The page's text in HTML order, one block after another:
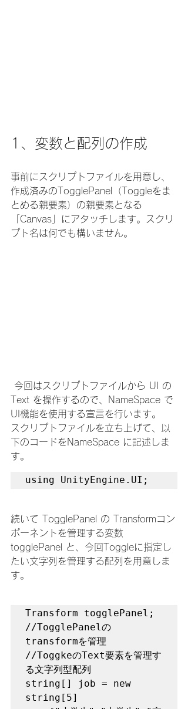
1、変数と配列の作成
事前にスクリプトファイルを用意し、
作成済みのTogglePanel（Toggleをま
とめる親要素）の親要素となる
「Canvas」にアタッチします。スクリ
プト名は何でも構いません。
Text を操作するので、NameSpace で
UI機能を使用する宣言を行います。
スクリプトファイルを立ち上げて、以
下のコードをNameSpace に記述しま
す。
using UnityEngine.UI;
続いて TogglePanel の Transformコン
ポーネントを管理する変数
togglePanel と、今回Toggleに指定し
たい文字列を管理する配列を用意しま
す。
Transform togglePanel;
//TogglePanelの
transformを管理
//ToggkeのText要素を管理す
る文字列型配列
string[] job = new
string[5]